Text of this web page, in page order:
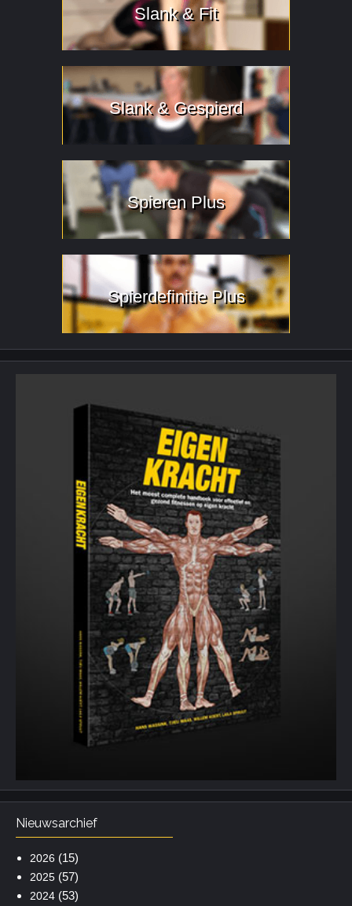
Slank & Fit
Slank & Gespierd
Spieren Plus
Spierdefinitie Plus
Nieuwsarchief
2026 (15)
2025(57)
2024(53)